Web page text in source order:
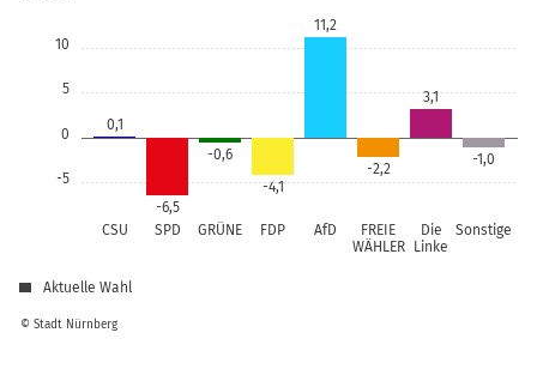
-5
0
5
10
CSU SPD GRÜNE FDP AfD
FREIE
WÄHLER
Die
Linke
Sonstige
0,1
-6,5
-0,6
-4,1
11,2
-2,2
3,1
-1,0
© Stadt Nürnberg
Aktuelle Wahl